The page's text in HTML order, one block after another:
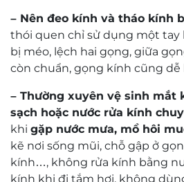
– Nên đeo kính và tháo kính
thói quen chỉ sử dụng một tay
bị méo, lệch hai gọng, giữa
còn chuẩn, gọng kính cũng dễ
– Thường xuyên vệ sinh mắt
sạch hoặc nước rửa kính
khi gặp nước mưa, mồ hôi
kẽ nơi sống mũi, chỗ gập ở
kính…, không rửa kính bằng
kính khi đi tắm hơi, không